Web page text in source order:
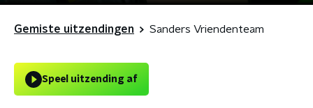
Gemiste uitzendingen Sanders Vriendenteam
Speel uitzending af